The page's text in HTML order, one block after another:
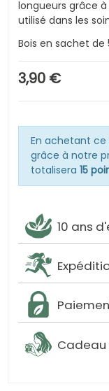
longueurs grâce
utilisé dans les
Bois en sachet
3,90 €
En achetant ce
grâce à notre
totalisera 15
10 ans